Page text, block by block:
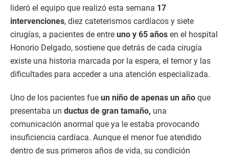
lideró el equipo que realizó esta semana 17
intervenciones, diez cateterismos cardíacos y siete
cirugías, a pacientes de entre uno y 65 años en el hospital
Honorio Delgado, sostiene que detrás de cada cirugía
existe una historia marcada por la espera, el temor y las
dificultades para acceder a una atención especializada.
Uno de los pacientes fue un niño de apenas un año que
presentaba un ductus de gran tamaño, una
comunicación anormal que ya le estaba provocando
insuficiencia cardíaca. Aunque el menor fue atendido
dentro de sus primeros años de vida, su condición